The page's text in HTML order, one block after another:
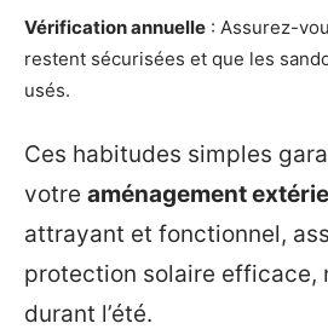
Vérification annuelle : Assurez-
restent sécurisées et que les
usés.
Ces habitudes simples
votre aménagement
attrayant et fonctionnel,
protection solaire efficace,
durant l’été.